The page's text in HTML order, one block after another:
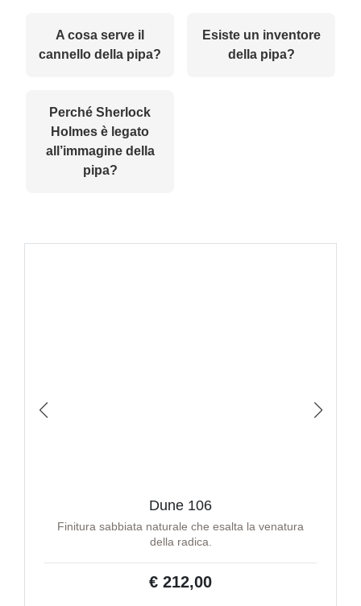
A cosa serve il
cannello della pipa?
Esiste un inventore
della pipa?
Perché Sherlock
Holmes è legato
all’immagine della
pipa?
Dune 106
Finitura sabbiata naturale che esalta la venatura
della radica.
€ 212,00